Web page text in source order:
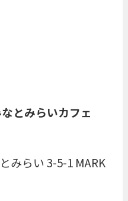
とみらいカフェ
みらい 3-5-1 MARK